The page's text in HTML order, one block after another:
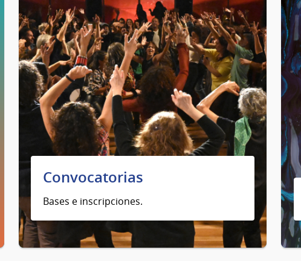
Convocatorias
Bases e inscripciones.